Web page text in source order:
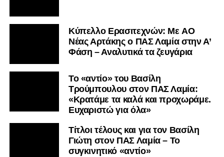
Kύπελλο Ερασιτεχνών: Με AO
Nέας Αρτάκης ο ΠΑΣ Λαμία στην Α’
Φάση – Αναλυτικά τα ζευγάρια
Το «αντίο» του Βασίλη
Τρούμπουλου στον ΠΑΣ Λαμία:
«Κρατάμε τα καλά και προχωράμε.
Ευχαριστώ για όλα»
Τίτλοι τέλους και για τον Βασίλη
Γιώτη στον ΠΑΣ Λαμία – Το
συγκινητικό «αντίο»